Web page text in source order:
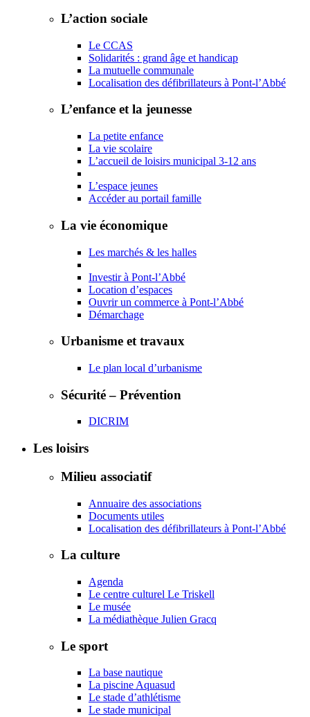
L’action sociale
Le CCAS
Solidarités : grand âge et handicap
La mutuelle communale
Localisation des défibrillateurs à Pont-l’Abbé
L’enfance et la jeunesse
La petite enfance
La vie scolaire
L’accueil de loisirs municipal 3-12 ans
L’espace jeunes
Accéder au portail famille
La vie économique
Les marchés & les halles
Investir à Pont-l’Abbé
Location d’espaces
Ouvrir un commerce à Pont-l’Abbé
Démarchage
Urbanisme et travaux
Le plan local d’urbanisme
Sécurité – Prévention
DICRIM
Les loisirs
Milieu associatif
Annuaire des associations
Documents utiles
Localisation des défibrillateurs à Pont-l’Abbé
La culture
Agenda
Le centre culturel Le Triskell
Le musée
La médiathèque Julien Gracq
Le sport
La base nautique
La piscine Aquasud
Le stade d’athlétisme
Le stade municipal